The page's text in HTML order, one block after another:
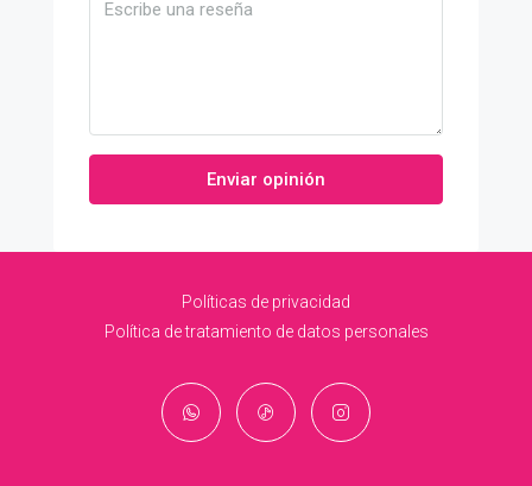
Enviar opinión
Políticas de privacidad
Política de tratamiento de datos personales